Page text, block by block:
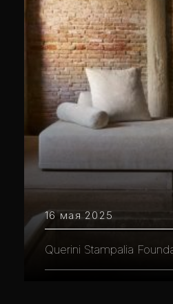
16 мая 2025
Querini Stampalia